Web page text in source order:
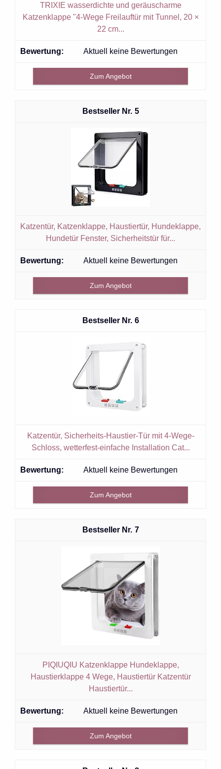
TRIXIE wasserdichte und geräuscharme
Katzenklappe "4-Wege Freilauftür mit Tunnel, 20 ×
22 cm...
Aktuell keine Bewertungen
Zum Angebot
5
Katzentür, Katzenklappe, Haustiertür, Hundeklappe,
Hundetür Fenster, Sicherheitstür für...
Aktuell keine Bewertungen
Zum Angebot
6
Katzentür, Sicherheits-Haustier-Tür mit 4-Wege-
Schloss, wetterfest-einfache Installation Cat...
Aktuell keine Bewertungen
Zum Angebot
7
PIQIUQIU Katzenklappe Hundeklappe,
Haustierklappe 4 Wege, Haustiertür Katzentür
Haustiertür...
Aktuell keine Bewertungen
Zum Angebot